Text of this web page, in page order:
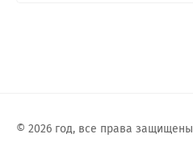
© 2026 год, все права защищены